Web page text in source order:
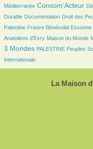
Méditerranée
653/1771 Consom’Acteur
122/1771
105/1771
Durable
40/1771Documentation
20/1771 Droit des
111/1771
23/1771
9/1771
Palestine
96/1771France Bénévolat Essonne
21/1771
656/1771
20/1771
Anatoliens d’Evry
67/1771 Maison du Monde
15/1771
5/1771
97/1771
720/1771
3 Mondes
74/1771 PALESTINE
70/1771 Peuples
105/1771
163/1771
Internationale
La Maison